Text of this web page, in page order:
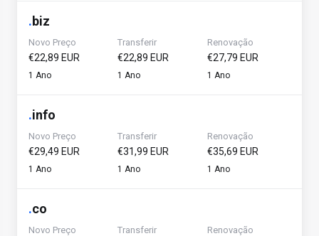
.biz
Novo Preço
€22,89 EUR
1 Ano
Transferir
€22,89 EUR
1 Ano
Renovação
€27,79 EUR
1 Ano
.info
Novo Preço
€29,49 EUR
1 Ano
Transferir
€31,99 EUR
1 Ano
Renovação
€35,69 EUR
1 Ano
.co
Novo Preço Transferir Renovação